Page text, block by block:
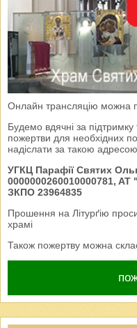
Онлайн трансляцію можна
Будемо вдячні за
пожертви для необхідних
надіслати за такою
УГКЦ Парафії Святих
0000000260010000781,
ЗКПО 23964835
Прошення на Літурґію
храмі
Також пожертву можна